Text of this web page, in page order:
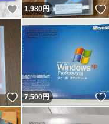
いいね！
1,980円
いいね！
7,500円